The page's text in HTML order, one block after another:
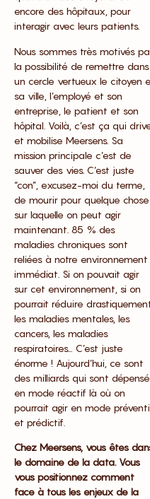
encore des hôpitaux, pour
interagir avec leurs patients.
Nous sommes très motivés
la possibilité de remettre dans
un cercle vertueux le citoyen
sa ville, l’employé et son
entreprise, le patient et son
hôpital. Voilà, c’est ça qui
et mobilise Meersens. Sa
mission principale c’est de
sauver des vies. C’est juste
“con”, excusez-moi du terme,
de mourir pour quelque chose
sur laquelle on peut agir
maintenant. 85 % des
maladies chroniques sont
reliées à notre environnement
immédiat. Si on pouvait agir
sur cet environnement, si on
pourrait réduire
les maladies mentales, les
cancers, les maladies
respiratoires… C’est juste
énorme ! Aujourd’hui, ce sont
des milliards qui sont
en mode réactif là où on
pourrait agir en mode
et prédictif.
Chez Meersens, vous êtes
le domaine de la data. Vous
vous positionnez comment
face à tous les enjeux de la